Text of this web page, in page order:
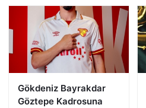
Gökdeniz Bayrakdar
Göztepe Kadrosuna